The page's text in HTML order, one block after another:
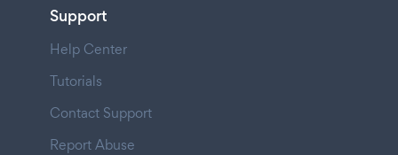
Support
Help Center
Tutorials
Contact Support
Report Abuse